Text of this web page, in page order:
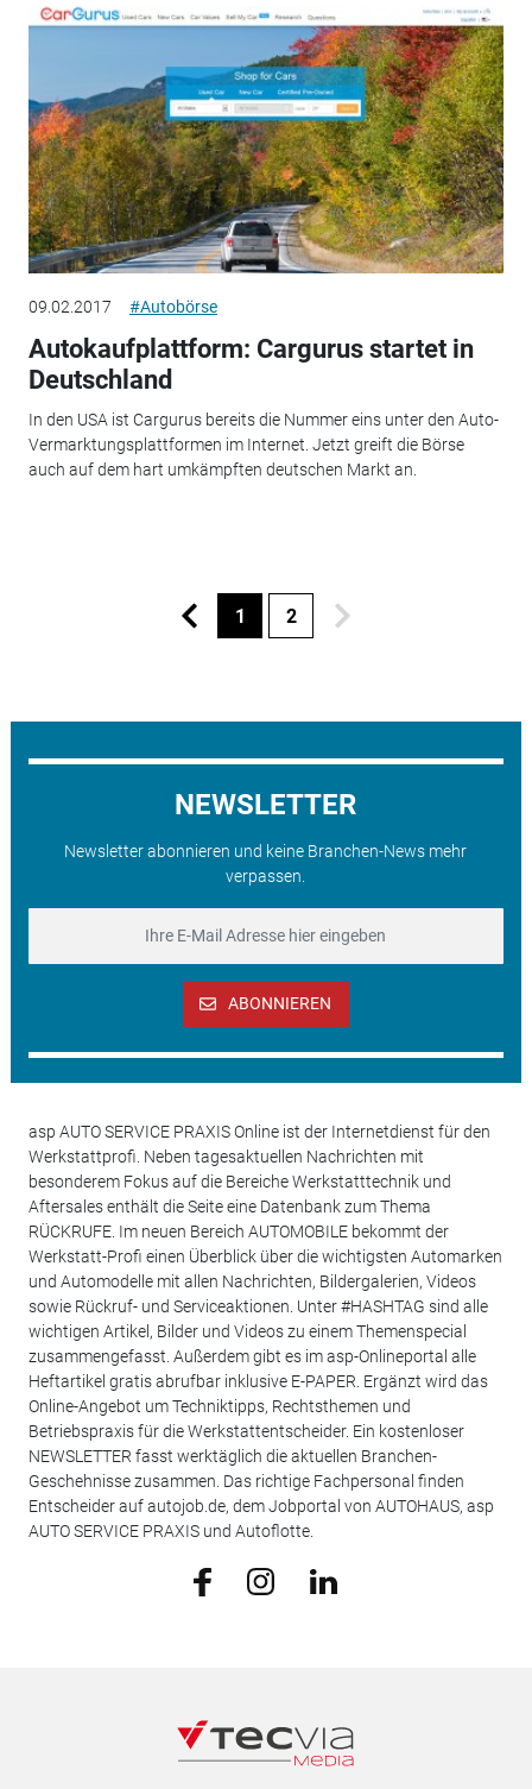
09.02.2017 #Autobörse
Autokaufplattform: Cargurus startet in
Deutschland
In den USA ist Cargurus bereits die Nummer eins unter den Auto-
Vermarktungsplattformen im Internet. Jetzt greift die Börse
auch auf dem hart umkämpften deutschen Markt an.
1 2
NEWSLETTER
Newsletter abonnieren und keine Branchen-News mehr
verpassen.
ABONNIEREN
asp AUTO SERVICE PRAXIS Online ist der Internetdienst für den
Werkstattprofi. Neben tagesaktuellen Nachrichten mit
besonderem Fokus auf die Bereiche Werkstatttechnik und
Aftersales enthält die Seite eine Datenbank zum Thema
RÜCKRUFE. Im neuen Bereich AUTOMOBILE bekommt der
Werkstatt-Profi einen Überblick über die wichtigsten Automarken
und Automodelle mit allen Nachrichten, Bildergalerien, Videos
sowie Rückruf- und Serviceaktionen. Unter #HASHTAG sind alle
wichtigen Artikel, Bilder und Videos zu einem Themenspecial
zusammengefasst. Außerdem gibt es im asp-Onlineportal alle
Heftartikel gratis abrufbar inklusive E-PAPER. Ergänzt wird das
Online-Angebot um Techniktipps, Rechtsthemen und
Betriebspraxis für die Werkstattentscheider. Ein kostenloser
NEWSLETTER fasst werktäglich die aktuellen Branchen-
Geschehnisse zusammen. Das richtige Fachpersonal finden
Entscheider auf autojob.de, dem Jobportal von AUTOHAUS, asp
AUTO SERVICE PRAXIS und Autoflotte.